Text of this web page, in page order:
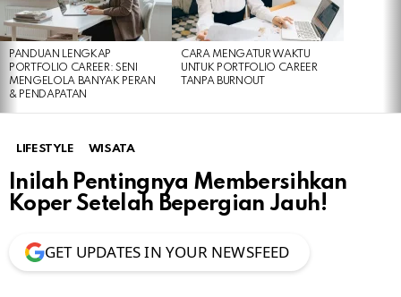
PANDUAN LENGKAP
PORTFOLIO CAREER: SENI
MENGELOLA BANYAK PERAN
& PENDAPATAN
CARA MENGATUR WAKTU
UNTUK PORTFOLIO CAREER
TANPA BURNOUT
LIFESTYLE WISATA
Inilah Pentingnya Membersihkan
Koper Setelah Bepergian Jauh!
GET UPDATES IN YOUR NEWSFEED